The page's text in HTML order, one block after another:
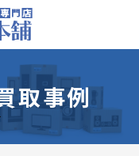
取事例